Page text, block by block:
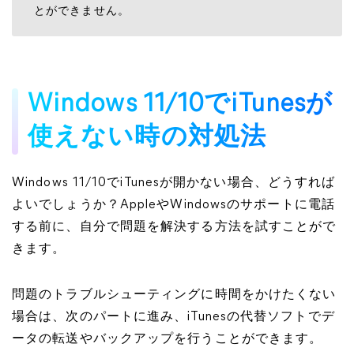
とができません。
Windows 11/10でiTunesが
使えない時の対処法
Windows 11/10でiTunesが開かない場合、どうすれば
よいでしょうか？AppleやWindowsのサポートに電話
する前に、自分で問題を解決する方法を試すことがで
きます。
問題のトラブルシューティングに時間をかけたくない
場合は、次のパートに進み、iTunesの代替ソフトでデ
ータの転送やバックアップを行うことができます。